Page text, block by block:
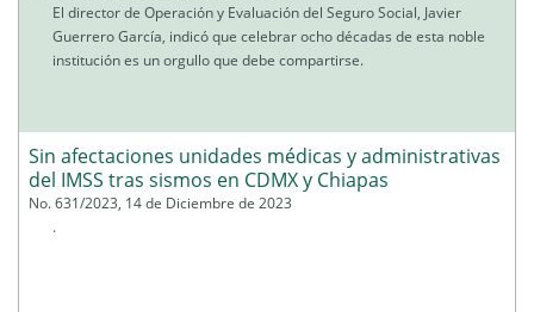
El director de Operación y Evaluación del Seguro Social, Javier
Guerrero García, indicó que celebrar ocho décadas de esta noble
institución es un orgullo que debe compartirse.
Sin afectaciones unidades médicas y administrativas
del IMSS tras sismos en CDMX y Chiapas
No. 631/2023, 14 de Diciembre de 2023
.